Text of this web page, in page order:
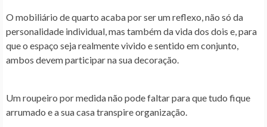
O mobiliário de quarto acaba por ser um reflexo, não só da
personalidade individual, mas também da vida dos dois e, para
que o espaço seja realmente vivido e sentido em conjunto,
ambos devem participar na sua decoração.
Um roupeiro por medida não pode faltar para que tudo fique
arrumado e a sua casa transpire organização.